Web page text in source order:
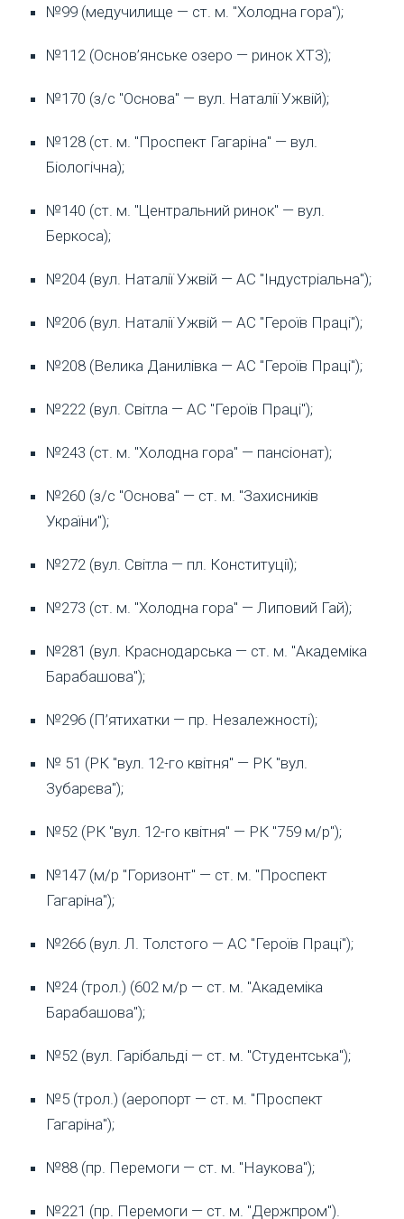
№99 (медучилище — ст. м. "Холодна гора");
№112 (Основ’янське озеро — ринок ХТЗ);
№170 (з/с "Основа" — вул. Наталії Ужвій);
№128 (ст. м. "Проспект Гагаріна" — вул.
Біологічна);
№140 (ст. м. "Центральний ринок" — вул.
Беркоса);
№204 (вул. Наталії Ужвій — АС "Індустріальна");
№206 (вул. Наталії Ужвій — АС "Героїв Праці");
№208 (Велика Данилівка — АС "Героїв Праці");
№222 (вул. Світла — АС "Героїв Праці");
№243 (ст. м. "Холодна гора" — пансіонат);
№260 (з/с "Основа" — ст. м. "Захисників
України");
№272 (вул. Світла — пл. Конституції);
№273 (ст. м. "Холодна гора" — Липовий Гай);
№281 (вул. Краснодарська — ст. м. "Академіка
Барабашова");
№296 (П’ятихатки — пр. Незалежності);
№ 51 (РК "вул. 12-го квітня" — РК "вул.
Зубарєва");
№52 (РК "вул. 12-го квітня" — РК "759 м/р");
№147 (м/р "Горизонт" — ст. м. "Проспект
Гагаріна");
№266 (вул. Л. Толстого — АС "Героїв Праці");
№24 (трол.) (602 м/р — ст. м. "Академіка
Барабашова");
№52 (вул. Гарібальді — ст. м. "Студентська");
№5 (трол.) (аеропорт — ст. м. "Проспект
Гагаріна");
№88 (пр. Перемоги — ст. м. "Наукова");
№221 (пр. Перемоги — ст. м. "Держпром").